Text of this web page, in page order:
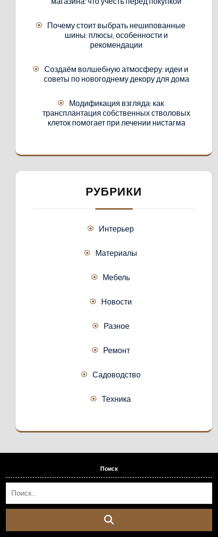
Почему стоит выбрать нешипованные
шины: плюсы, особенности и
рекомендации
Создаём волшебную атмосферу: идеи и
советы по новогоднему декору для дома
Модификация взгляда: как
трансплантация собственных стволовых
клеток помогает при лечении нистагма
РУБРИКИ
Интерьер
Материалы
Мебель
Новости
Разное
Ремонт
Садоводство
Техника
Поиск